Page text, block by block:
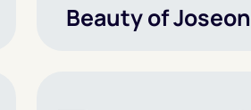
Beauty of Joseon